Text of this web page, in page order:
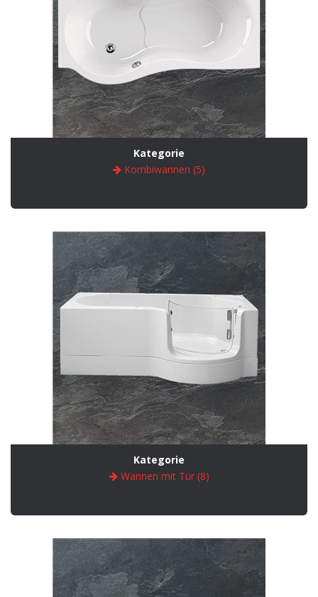
Kategorie
Kombiwannen (5)
Kategorie
Wannen mit Tür (8)